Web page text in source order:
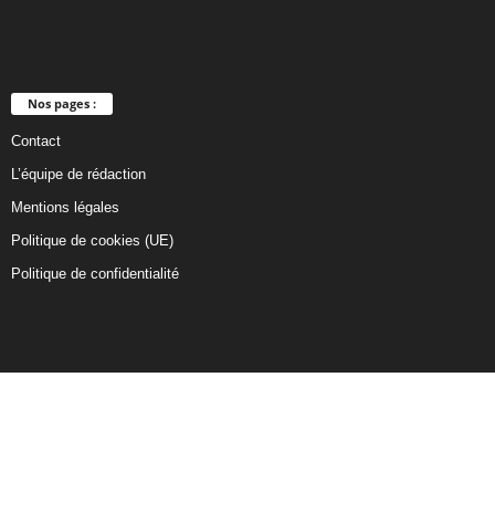
Nos pages :
Contact
L’équipe de rédaction
Mentions légales
Politique de cookies (UE)
Politique de confidentialité